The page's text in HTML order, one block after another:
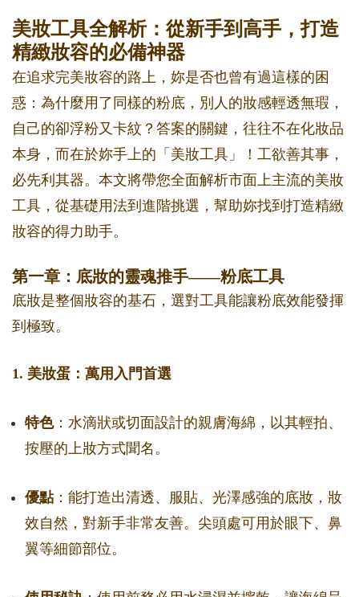
美妝工具全解析：從新手到高手，打造
精緻妝容的必備神器
在追求完美妝容的路上，妳是否也曾有過這樣的困
惑：為什麼用了同樣的粉底，別人的妝感輕透無瑕，
自己的卻浮粉又卡紋？答案的關鍵，往往不在化妝品
本身，而在於妳手上的「美妝工具」！工欲善其事，
必先利其器。本文將帶您全面解析市面上主流的美妝
工具，從基礎用法到進階挑選，幫助妳找到打造精緻
妝容的得力助手。
第一章：底妝的靈魂推手——粉底工具
底妝是整個妝容的基石，選對工具能讓粉底效能發揮
到極致。
1. 美妝蛋：萬用入門首選
特色：水滴狀或切面設計的親膚海綿，以其輕拍、
按壓的上妝方式聞名。
優點：能打造出清透、服貼、光澤感強的底妝，妝
效自然，對新手非常友善。尖頭處可用於眼下、鼻
翼等細節部位。